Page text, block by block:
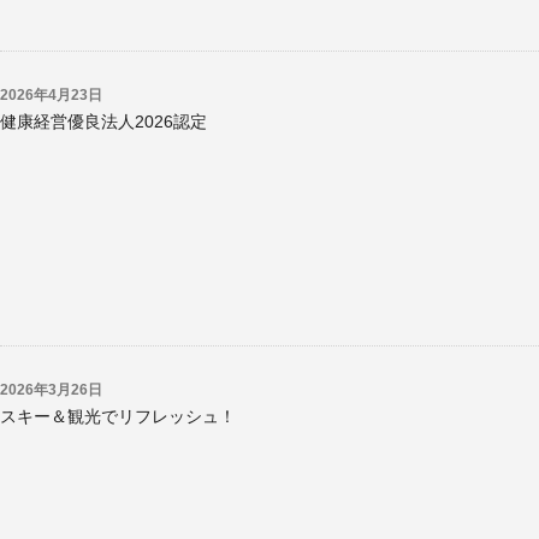
2026年4月23日
健康経営優良法人2026認定
2026年3月26日
スキー＆観光でリフレッシュ！